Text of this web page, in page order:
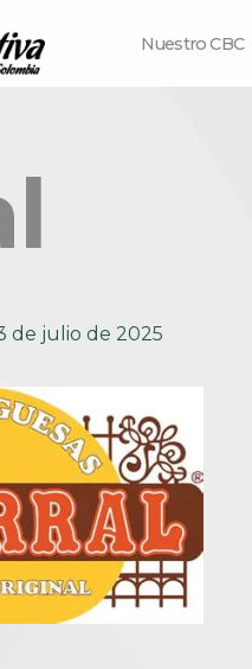
Nuestro CBC
de julio de 2025